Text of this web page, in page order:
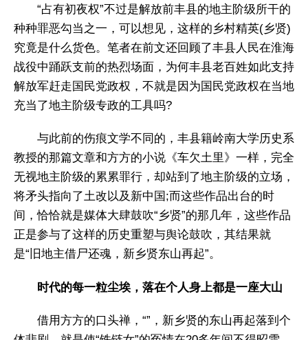
“占有初夜权”不过是解放前丰县的地主阶级所干的
种种罪恶勾当之一，可以想见，这样的乡村精英(乡贤)
究竟是什么货色。笔者在前文还回顾了丰县人民在淮海
战役中踊跃支前的热烈场面，为何丰县老百姓如此支持
解放军赶走国民党政权，不就是因为国民党政权在当地
充当了地主阶级专政的工具吗?
与此前的伤痕文学不同的，丰县籍岭南大学历史系
教授的那篇文章和方方的小说《车欠土里》一样，完全
无视地主阶级的累累罪行，却站到了地主阶级的立场，
将矛头指向了土改以及新中国;而这些作品出台的时
间，恰恰就是媒体大肆鼓吹“乡贤”的那几年，这些作品
正是参与了这样的历史重塑与舆论鼓吹，其结果就
是“旧地主借尸还魂，新乡贤东山再起”。
时代的每一粒尘埃，落在个人身上都是一座大山
借用方方的口头禅，“”，新乡贤的东山再起落到个